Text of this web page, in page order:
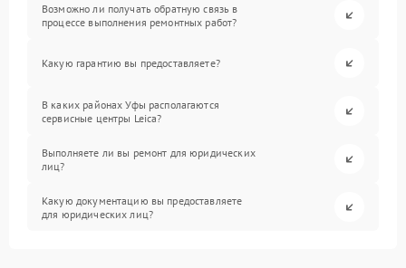
Возможно ли получать обратную связь в
процессе выполнения ремонтных работ?
Какую гарантию вы предоставляете?
В каких районах Уфы располагаются
сервисные центры Leica?
Выполняете ли вы ремонт для юридических
лиц?
Какую документацию вы предоставляете
для юридических лиц?